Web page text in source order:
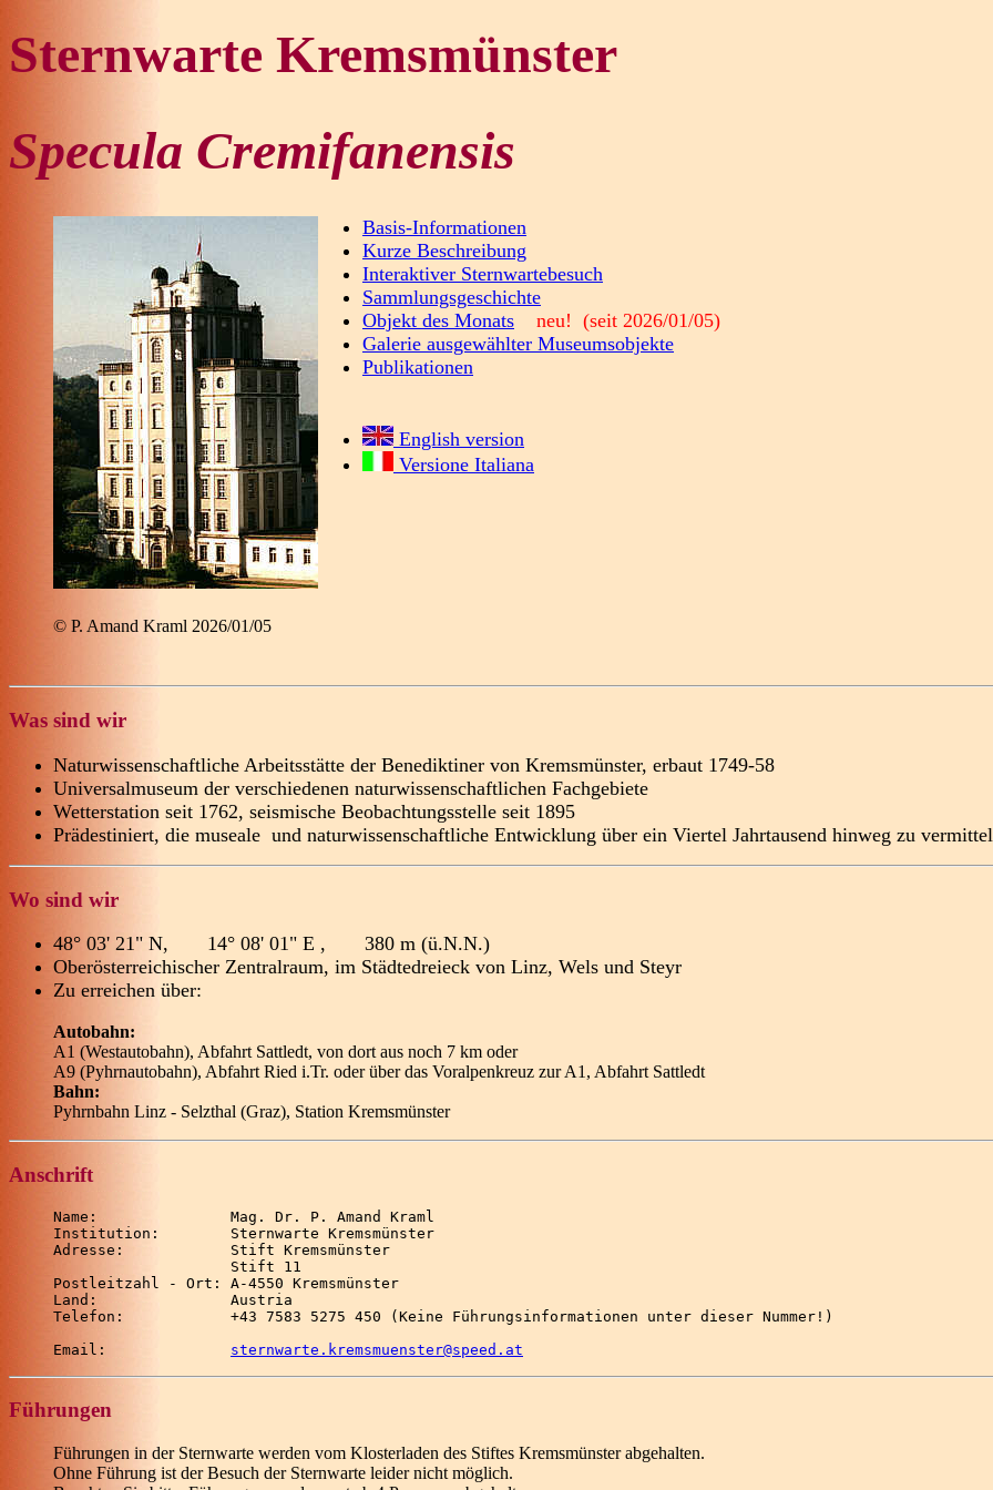
Sternwarte Kremsmünster
Specula Cremifanensis
Basis-Informationen
Kurze Beschreibung
Interaktiver Sternwartebesuch
Sammlungsgeschichte
Objekt des Monats
neu! (seit 2026/01/05)
Galerie ausgewählter Museumsobjekte
Publikationen
English version
Versione Italiana
© P. Amand Kraml 2026/01/05
Was sind wir
Naturwissenschaftliche Arbeitsstätte der Benediktiner von Kremsmünster, erbaut 1749-58
Universalmuseum der verschiedenen naturwissenschaftlichen Fachgebiete
Wetterstation seit 1762, seismische Beobachtungsstelle seit 1895
Prädestiniert, die museale und naturwissenschaftliche Entwicklung über ein Viertel Jahrtausend hinweg zu
Wo sind wir
48° 03' 21" N, 14° 08' 01" E , 380 m (ü.N.N.)
Oberösterreichischer Zentralraum, im Städtedreieck von Linz, Wels und Steyr
Zu erreichen über:
Autobahn:
A1 (Westautobahn), Abfahrt Sattledt, von dort aus noch 7 km oder
A9 (Pyhrnautobahn), Abfahrt Ried i.Tr. oder über das Voralpenkreuz zur A1, Abfahrt Sattledt
Bahn:
Pyhrnbahn Linz - Selzthal (Graz), Station Kremsmünster
Anschrift
Name:               Mag. Dr. P. Amand Kraml
Institution:        Sternwarte Kremsmünster
Adresse:            Stift Kremsmünster
                    Stift 11
Postleitzahl - Ort: A-4550 Kremsmünster
Land:               Austria
Email: sternwarte.kremsmuenster@speed.at
Führungen
Führungen in der Sternwarte werden vom Klosterladen des Stiftes Kremsmünster abgehalten.
Ohne Führung ist der Besuch der Sternwarte leider nicht möglich.